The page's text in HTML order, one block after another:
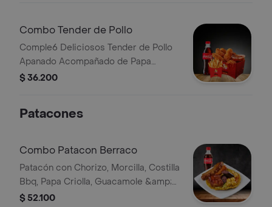
Combo Tender de Pollo
Comple6 Deliciosos Tender de Pollo
Apanado Acompañado de Papa
Francesa Bebida
$ 36.200
Patacones
Combo Patacon Berraco
Patacón con Chorizo, Morcilla, Costilla
Bbq, Papa Criolla, Guacamole &amp;
Hogao Bebida
$ 52.100